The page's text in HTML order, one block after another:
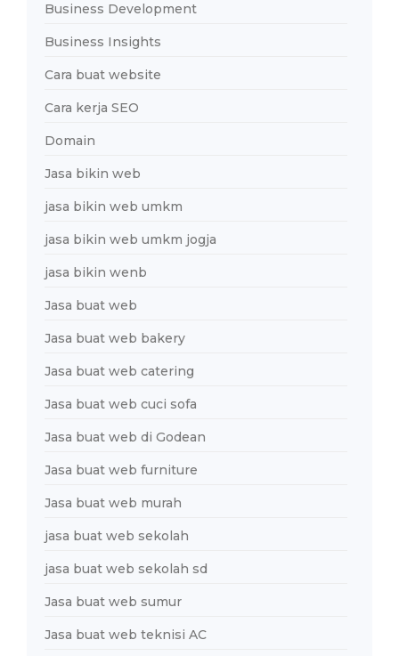
Business Development
Business Insights
Cara buat website
Cara kerja SEO
Domain
Jasa bikin web
jasa bikin web umkm
jasa bikin web umkm jogja
jasa bikin wenb
Jasa buat web
Jasa buat web bakery
Jasa buat web catering
Jasa buat web cuci sofa
Jasa buat web di Godean
Jasa buat web furniture
Jasa buat web murah
jasa buat web sekolah
jasa buat web sekolah sd
Jasa buat web sumur
Jasa buat web teknisi AC